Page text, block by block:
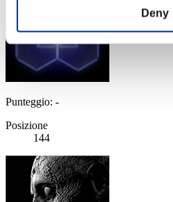
Deny
Punteggio: -
Posizione
144